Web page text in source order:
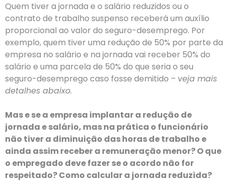
Quem tiver a jornada e o salário reduzidos ou o
contrato de trabalho suspenso receberá um auxílio
proporcional ao valor do seguro-desemprego. Por
exemplo, quem tiver uma redução de 50% por parte da
empresa no salário e na jornada vai receber 50% do
salário e uma parcela de 50% do que seria o seu
seguro-desemprego caso fosse demitido – veja mais
detalhes abaixo.
Mas e se a empresa implantar a redução de
jornada e salário, mas na prática o funcionário
não tiver a diminuição das horas de trabalho e
ainda assim receber a remuneração menor? O que
o empregado deve fazer se o acordo não for
respeitado? Como calcular a jornada reduzida?